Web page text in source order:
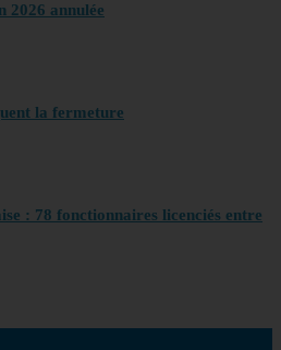
2026 annulée
la fermeture
: 78 fonctionnaires licenciés entre